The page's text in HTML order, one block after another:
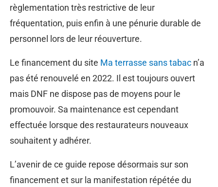
règlementation très restrictive de leur
fréquentation, puis enfin à une pénurie durable de
personnel lors de leur réouverture.
Le financement du site Ma terrasse sans tabac n’a
pas été renouvelé en 2022. Il est toujours ouvert
mais DNF ne dispose pas de moyens pour le
promouvoir. Sa maintenance est cependant
effectuée lorsque des restaurateurs nouveaux
souhaitent y adhérer.
L’avenir de ce guide repose désormais sur son
financement et sur la manifestation répétée du